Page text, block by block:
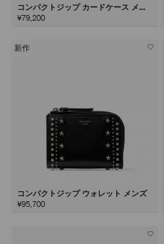
コンパクトジップ カードケース メン
ズ
¥79,200
新作
コンパクトジップ ウォレット メンズ
¥95,700